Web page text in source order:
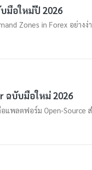
มือใหม่ปี 2026
Zones in Forex อย่างง่
ฉบับมือใหม่ 2026
แพลตฟอร์ม Open-Source